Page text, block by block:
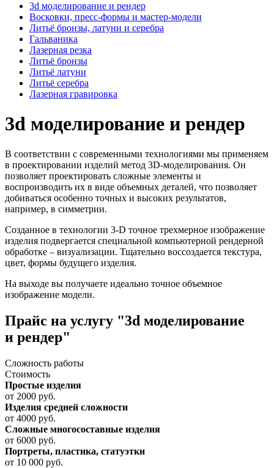
3d моделирование и рендер
Восковки, пресс-формы и мастер-модели
Литьё бронзы, латуни и серебра
Гальваника
Лазерная резка
Литьё бронзы
Литьё латуни
Литьё серебра
Лазерная гравировка
3d моделирование и рендер
В соответствии с современными технологиями мы применяем
в проектировании изделий метод 3D-моделирования. Он
позволяет проектировать сложные элементы и
воспроизводить их в виде объемных деталей, что позволяет
добиваться особенно точных и высоких результатов,
например, в симметрии.
Созданное в технологии 3-D точное трехмерное изображение
изделия подвергается специальной компьютерной рендерной
обработке – визуализации. Тщательно воссоздается текстура,
цвет, формы будущего изделия.
На выходе вы получаете идеально точное объемное
изображение модели.
Прайс на услугу "3d моделирование
и рендер"
Сложность работы
Стоимость
Простые изделия
от 2000 руб.
Изделия средней сложности
от 4000 руб.
Сложные многосоставные изделия
от 6000 руб.
Портреты, пластика, статуэтки
от 10 000 руб.